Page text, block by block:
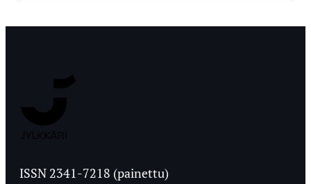
Ylioppilaslehti
ISSN 2341-7218 (painettu)